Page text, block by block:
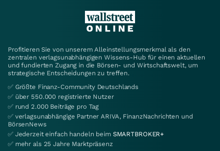
Profitieren Sie von unserem Alleinstellungsmerkmal als den
zentralen verlagsunabhängigen Wissens-Hub für einen aktuellen
und fundierten Zugang in die Börsen- und Wirtschaftswelt, um
strategische Entscheidungen zu treffen.
✅ Größte Finanz-Community Deutschlands
✅ über 550.000 registrierte Nutzer
✅ rund 2.000 Beiträge pro Tag
✅ verlagsunabhängige Partner ARIVA, FinanzNachrichten und
BörsenNews
✅ Jederzeit einfach handeln beim SMARTBROKER+
✅ mehr als 25 Jahre Marktpräsenz